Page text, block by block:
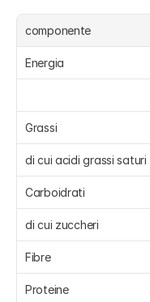
componente
Energia
Grassi
di cui acidi grassi saturi
Carboidrati
di cui zuccheri
Fibre
Proteine